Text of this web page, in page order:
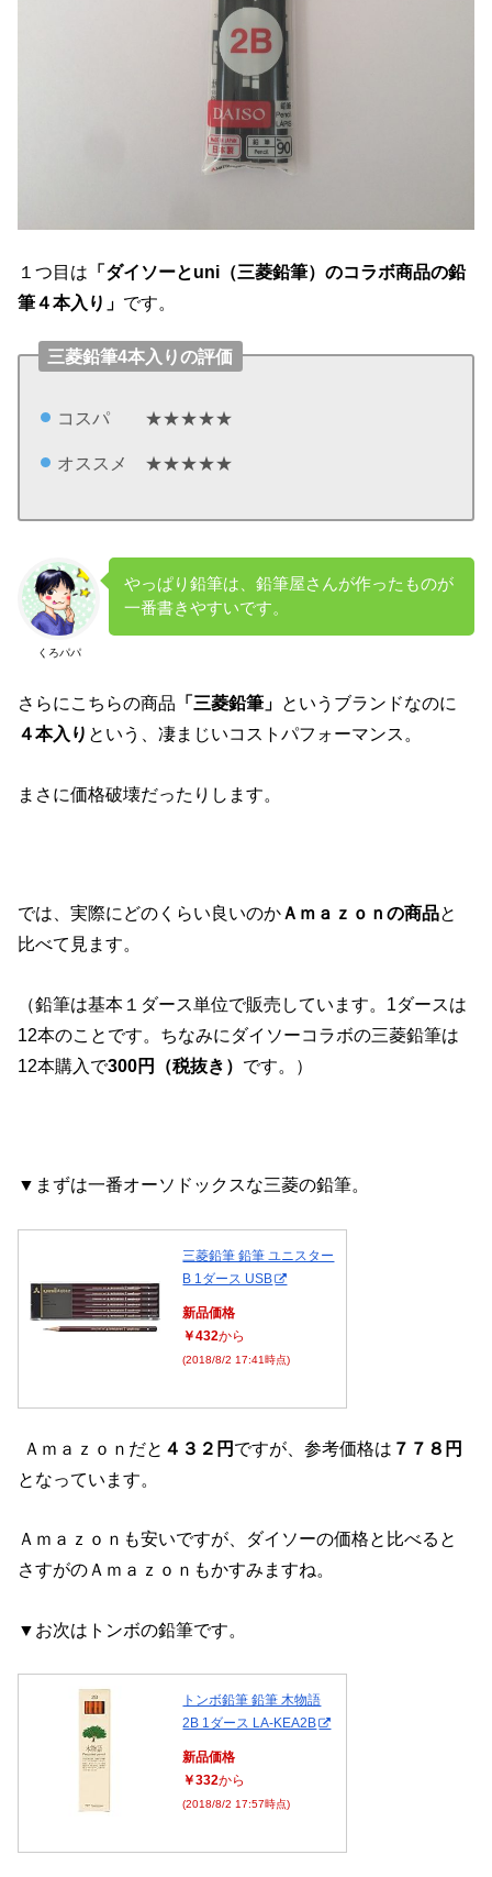
１つ目は 「ダイソーとuni（三菱鉛筆）のコラボ商品の鉛
筆４本入り」 です。
三菱鉛筆4本入りの評価
コスパ ★★★★★
オススメ ★★★★★
くろパパ
やっぱり鉛筆は、鉛筆屋さんが作ったものが
一番書きやすいです。
さらにこちらの商品 「三菱鉛筆」 というブランドなのに
４本入り という、凄まじいコストパフォーマンス。
まさに価格破壊だったりします。
では、実際にどのくらい良いのか Ａｍａｚｏｎの商品と
比べて見ます。
（鉛筆は基本１ダース単位で販売しています。1ダースは
12本のことです。ちなみにダイソーコラボの三菱鉛筆は
12本購入で300円（税抜き） です。）
▼まずは一番オーソドックスな三菱の鉛筆。
三菱鉛筆 鉛筆 ユニスター
B 1ダース USB
新品価格
￥432から
(2018/8/2 17:41時点)
Ａｍａｚｏｎだと ４３２円 ですが、参考価格は ７７８円
となっています。
Ａｍａｚｏｎも安いですが、ダイソーの価格と比べると
さすがのＡｍａｚｏｎもかすみますね。
▼お次はトンボの鉛筆です。
トンボ鉛筆 鉛筆 木物語
2B 1ダース LA-KEA2B
新品価格
￥332から
(2018/8/2 17:57時点)